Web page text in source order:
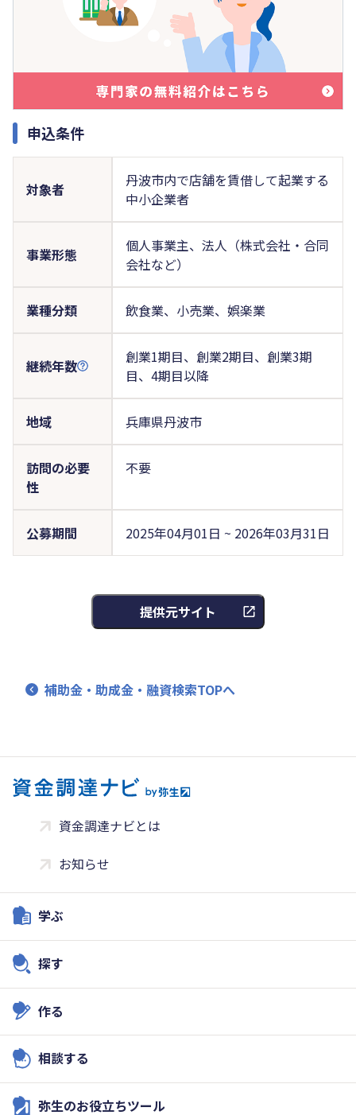
申込条件
対象者
丹波市内で店舗を賃借して起業する
中小企業者
事業形態
個人事業主、法人（株式会社・合同
会社など）
業種分類 飲食業、小売業、娯楽業
継続年数
創業1期目、創業2期目、創業3期
目、4期目以降
地域 兵庫県丹波市
訪問の必要
性
不要
公募期間 2025年04月01日 ~ 2026年03月31日
提供元サイト
補助金・助成金・融資検索TOPへ
資金調達ナビとは
お知らせ
学ぶ
探す
作る
相談する
弥生のお役立ちツール